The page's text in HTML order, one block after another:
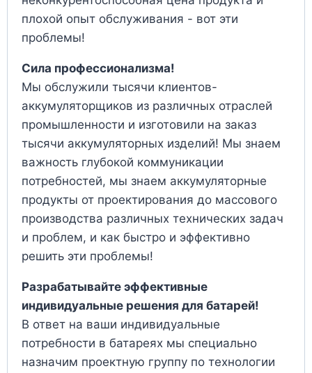
плохой опыт обслуживания - вот эти
проблемы!
Сила профессионализма!
Мы обслужили тысячи клиентов-
аккумуляторщиков из различных отраслей
промышленности и изготовили на заказ
тысячи аккумуляторных изделий! Мы знаем
важность глубокой коммуникации
потребностей, мы знаем аккумуляторные
продукты от проектирования до массового
производства различных технических задач
и проблем, и как быстро и эффективно
решить эти проблемы!
Разрабатывайте эффективные
индивидуальные решения для батарей!
В ответ на ваши индивидуальные
потребности в батареях мы специально
назначим проектную группу по технологии